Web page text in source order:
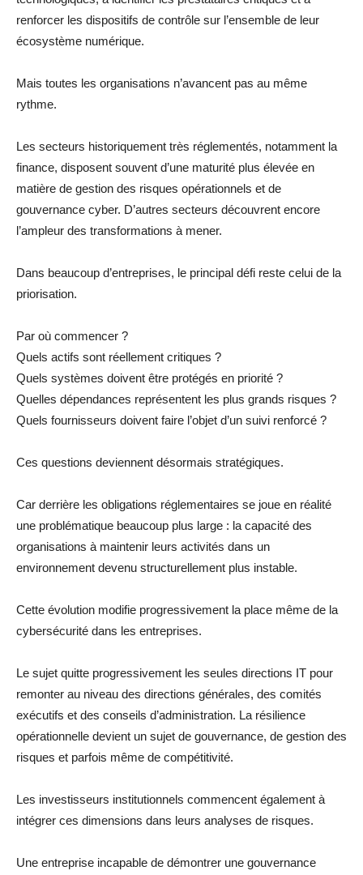
renforcer les dispositifs de contrôle sur l’ensemble de leur
écosystème numérique.
Mais toutes les organisations n’avancent pas au même
rythme.
Les secteurs historiquement très réglementés, notamment la
finance, disposent souvent d’une maturité plus élevée en
matière de gestion des risques opérationnels et de
gouvernance cyber. D’autres secteurs découvrent encore
l’ampleur des transformations à mener.
Dans beaucoup d’entreprises, le principal défi reste celui de la
priorisation.
Par où commencer ?
Quels actifs sont réellement critiques ?
Quels systèmes doivent être protégés en priorité ?
Quelles dépendances représentent les plus grands risques ?
Quels fournisseurs doivent faire l’objet d’un suivi renforcé ?
Ces questions deviennent désormais stratégiques.
Car derrière les obligations réglementaires se joue en réalité
une problématique beaucoup plus large : la capacité des
organisations à maintenir leurs activités dans un
environnement devenu structurellement plus instable.
Cette évolution modifie progressivement la place même de la
cybersécurité dans les entreprises.
Le sujet quitte progressivement les seules directions IT pour
remonter au niveau des directions générales, des comités
exécutifs et des conseils d’administration. La résilience
opérationnelle devient un sujet de gouvernance, de gestion des
risques et parfois même de compétitivité.
Les investisseurs institutionnels commencent également à
intégrer ces dimensions dans leurs analyses de risques.
Une entreprise incapable de démontrer une gouvernance